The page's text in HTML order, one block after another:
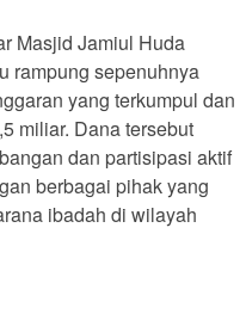
Masjid Jamiul Huda
rampung sepenuhnya
yang terkumpul dan
miliar. Dana tersebut
dan partisipasi aktif
berbagai pihak yang
ibadah di wilayah